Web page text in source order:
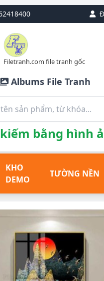
Filetranh.com file tranh gốc
Albums File Tranh
bằng hình
KHO
DEMO
TƯỜNG NỀN